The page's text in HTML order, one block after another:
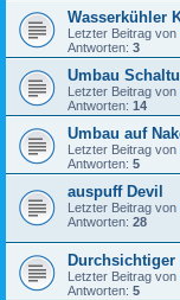
Wasserkühler
Letzter Beitrag von
Antworten: 3
Umbau
Letzter Beitrag von
Antworten: 14
Umbau auf
Letzter Beitrag von
Antworten: 5
auspuff Devil
Letzter Beitrag von
Antworten: 28
Durchsichtiger
Letzter Beitrag von
Antworten: 5